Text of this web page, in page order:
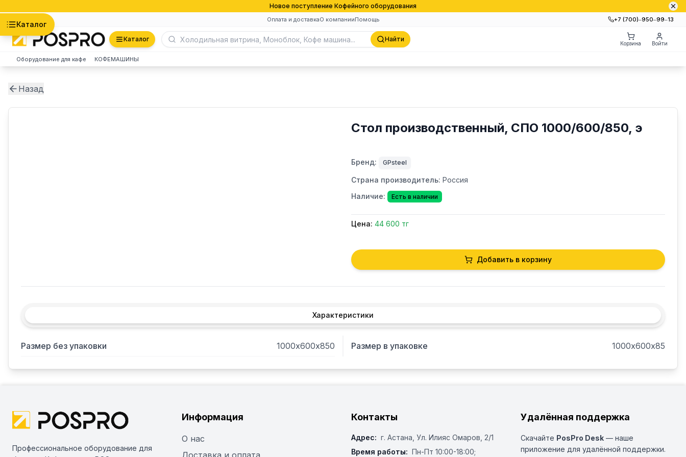
Новое поступление Кофейного оборудования
Оплата и доставкаО компанииПомощь +7 (700)‒950‒99‒13
Каталог
Каталог Найти
Корзина Войти
Оборудование для кафе КОФЕМАШИНЫ
Назад
Стол производственный, СПО 1000/600/850, э
Бренд: GPsteel
Страна производитель: Россия
Наличие:
Есть в наличии
Цена: 44 600 тг
Добавить в корзину
Характеристики
Размер без упаковки 1000х600х850 Размер в упаковке 1000х600х85
Профессиональное оборудование для
Информация
О нас
Доставка и оплата
Контакты
Адрес: г. Астана, ​Ул. Илияс Омаров, 2/1
Время работы: Пн-Пт 10:00-18:00;
Удалённая поддержка
Скачайте PosPro Desk — наше
приложение для удалённой поддержки.